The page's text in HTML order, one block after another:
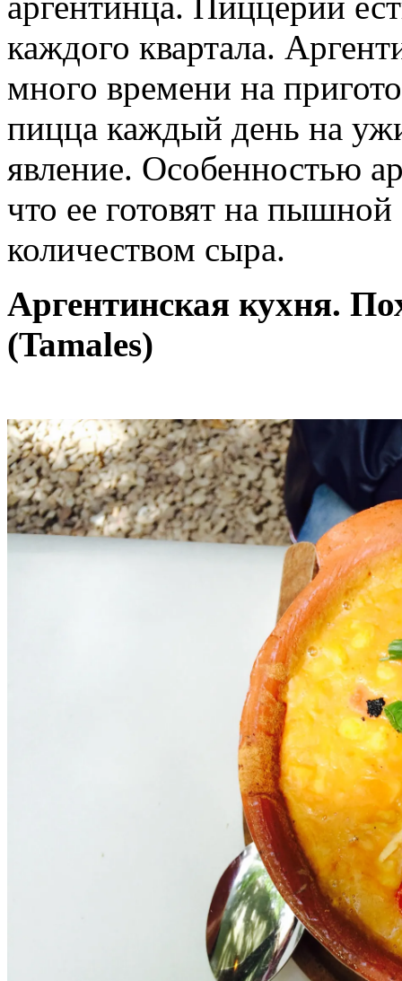
каждого квартала.
много времени на
пицца каждый день на
явление. Особенностью
что ее готовят на
количеством сыра.
Аргентинская кухня.
(Tamales)